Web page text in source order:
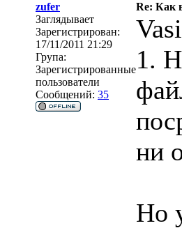
zufer
Re: Как
Заглядывает
Зарегистрирован:
17/11/2011 21:29
Група:
Зарегистрированные
пользователи
Сообщений: 35
1.
ни
Но